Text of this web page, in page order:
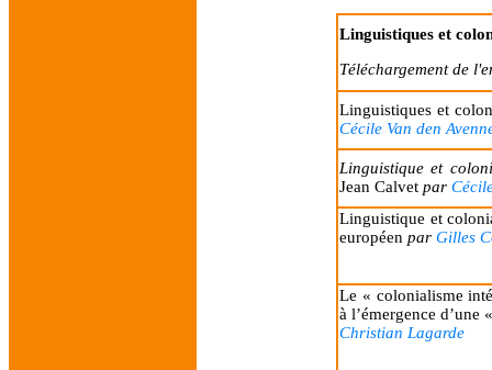
Linguistiques et
Téléchargement de
Linguistiques et
Cécile Van den
Linguistique et
Jean Calvet par
Linguistique et
européen par Gilles
Le « colonialisme
à l’émergence
Christian Lagarde